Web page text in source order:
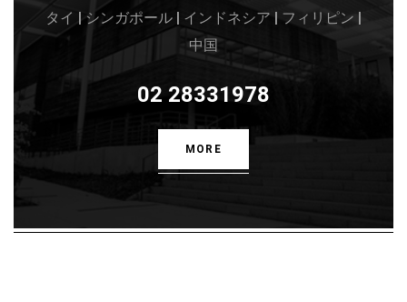
タイ | シンガポール | インドネシア | フィリピン |
中国
02 28331978
MORE